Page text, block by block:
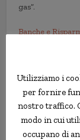
gas”.
Banche e
Utilizziamo i
per fornire
nostro traffico.
modo in cui
occupano di